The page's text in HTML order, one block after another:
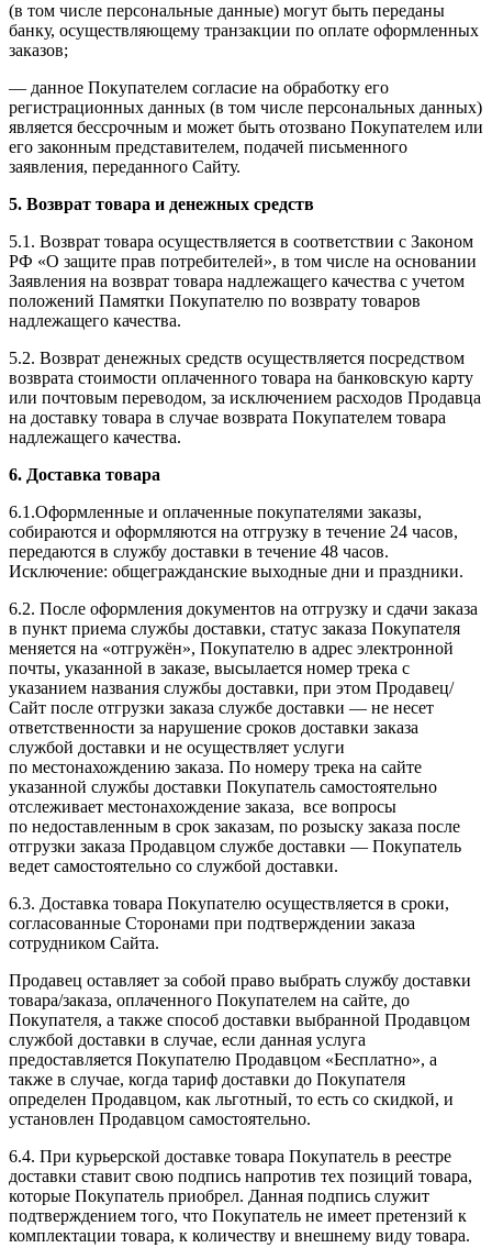
(в том числе персональные данные) могут быть переданы
банку, осуществляющему транзакции по оплате оформленных
заказов;
— данное Покупателем согласие на обработку его
регистрационных данных (в том числе персональных данных)
является бессрочным и может быть отозвано Покупателем или
его законным представителем, подачей письменного
заявления, переданного Сайту.
5. Возврат товара и денежных средств
5.1. Возврат товара осуществляется в соответствии с Законом
РФ «О защите прав потребителей», в том числе на основании
Заявления на возврат товара надлежащего качества с учетом
положений Памятки Покупателю по возврату товаров
надлежащего качества.
5.2. Возврат денежных средств осуществляется посредством
возврата стоимости оплаченного товара на банковскую карту
или почтовым переводом, за исключением расходов Продавца
на доставку товара в случае возврата Покупателем товара
надлежащего качества.
6. Доставка товара
6.1.Оформленные и оплаченные покупателями заказы,
собираются и оформляются на отгрузку в течение 24 часов,
передаются в службу доставки в течение 48 часов.
Исключение: общегражданские выходные дни и праздники.
6.2. После оформления документов на отгрузку и сдачи заказа
в пункт приема службы доставки, статус заказа Покупателя
меняется на «отгружён», Покупателю в адрес электронной
почты, указанной в заказе, высылается номер трека с
указанием названия службы доставки, при этом Продавец/
Сайт после отгрузки заказа службе доставки — не несет
ответственности за нарушение сроков доставки заказа
службой доставки и не осуществляет услуги
по местонахождению заказа. По номеру трека на сайте
указанной службы доставки Покупатель самостоятельно
отслеживает местонахождение заказа, все вопросы
по недоставленным в срок заказам, по розыску заказа после
отгрузки заказа Продавцом службе доставки — Покупатель
ведет самостоятельно со службой доставки.
6.3. Доставка товара Покупателю осуществляется в сроки,
согласованные Сторонами при подтверждении заказа
сотрудником Сайта.
Продавец оставляет за собой право выбрать службу доставки
товара/заказа, оплаченного Покупателем на сайте, до
Покупателя, а также способ доставки выбранной Продавцом
службой доставки в случае, если данная услуга
предоставляется Покупателю Продавцом «Бесплатно», а
также в случае, когда тариф доставки до Покупателя
определен Продавцом, как льготный, то есть со скидкой, и
установлен Продавцом самостоятельно.
6.4. При курьерской доставке товара Покупатель в реестре
доставки ставит свою подпись напротив тех позиций товара,
которые Покупатель приобрел. Данная подпись служит
подтверждением того, что Покупатель не имеет претензий к
комплектации товара, к количеству и внешнему виду товара.